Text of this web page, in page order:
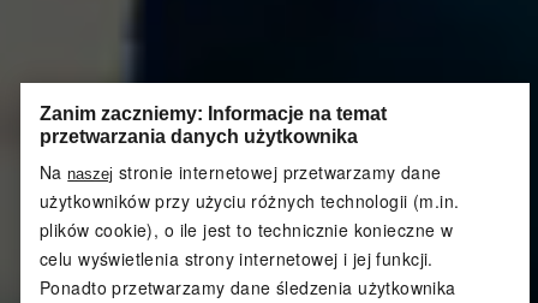
Zanim zaczniemy: Informacje na temat
przetwarzania danych użytkownika
Nanaszej stronie internetowej przetwarzamy dane
użytkowników przy użyciu różnych technologii (m.in.
plików cookie), o ile jest to technicznie konieczne w
celu wyświetlenia strony internetowej i jej funkcji.
Ponadto przetwarzamy dane śledzenia użytkownika